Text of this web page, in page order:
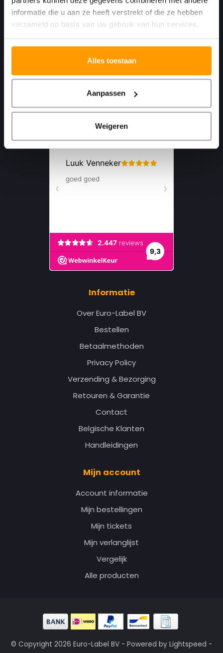
informatie die u aan ze heeft verstrekt of die ze hebben
verzameld op basis van uw gebruik van hun services.
Alles toestaan
Aanpassen
Weigeren
Moerdijk Nederland
+31 (0)613461456
info@euro-label.nl
Informatie
Over Euro-Label BV
Bestellen
Betaalmethoden
Privacy Policy
Verzending & Bezorging
Retouren & Garantie
Contact
Belgische Klanten
Handleidingen
Mijn account
Account informatie
Mijn bestellingen
Mijn tickets
Mijn verlanglijst
Vergelijk
Alle producten
© Copyright 2026 Euro-Label BV - Powered by Lightspeed -